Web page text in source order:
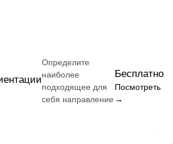
Определите
наиболее
подходящее для
себя направление
Бесплатно
Посмотреть
→